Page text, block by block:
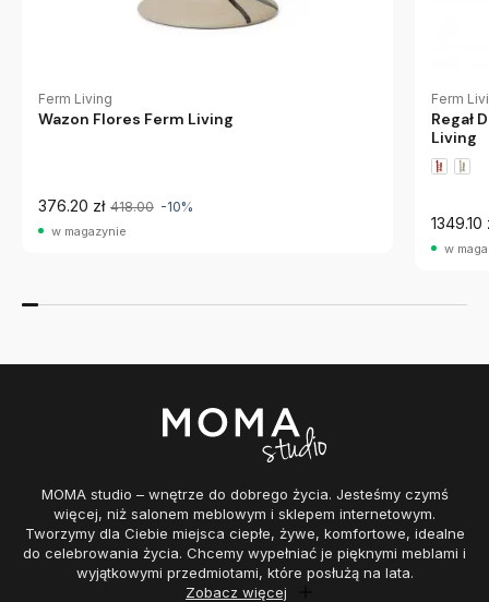
Ferm Living
Wazon Flores Ferm Living
376.20 zł 418.00 -10%
w magazynie
Ferm
Regał
Living
1349.10
w
MOMA studio – wnętrze do dobrego życia. Jesteśmy czymś
więcej, niż salonem meblowym i sklepem internetowym.
Tworzymy dla Ciebie miejsca ciepłe, żywe, komfortowe, idealne
do celebrowania życia. Chcemy wypełniać je pięknymi meblami i
wyjątkowymi przedmiotami, które posłużą na lata.
Zobacz więcej